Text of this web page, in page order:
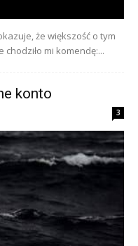
że większość o tym
chodziło mi komendę:...
konto
3